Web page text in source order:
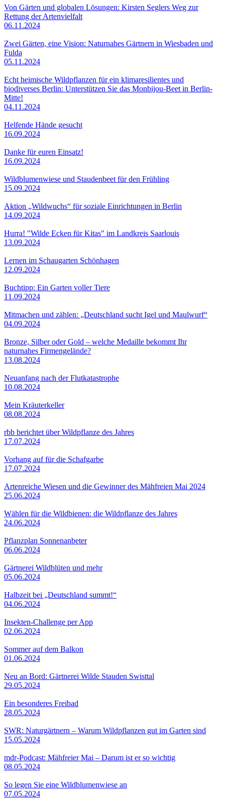
Von Gärten und globalen Lösungen: Kirsten Seglers Weg zur
Rettung der Artenvielfalt
06.11.2024
Zwei Gärten, eine Vision: Naturnahes Gärtnern in Wiesbaden und
Fulda
05.11.2024
Echt heimische Wildpflanzen für ein klimaresilientes und
biodiverses Berlin: Unterstützen Sie das Monbijou-Beet in Berlin-
Mitte!
04.11.2024
Helfende Hände gesucht
16.09.2024
Danke für euren Einsatz!
16.09.2024
Wildblumenwiese und Staudenbeet für den Frühling
15.09.2024
Aktion „Wildwuchs“ für soziale Einrichtungen in Berlin
14.09.2024
Hurra! "Wilde Ecken für Kitas" im Landkreis Saarlouis
13.09.2024
Lernen im Schaugarten Schönhagen
12.09.2024
Buchtipp: Ein Garten voller Tiere
11.09.2024
Mitmachen und zählen: „Deutschland sucht Igel und Maulwurf“
04.09.2024
Bronze, Silber oder Gold – welche Medaille bekommt Ihr
naturnahes Firmengelände?
13.08.2024
Neuanfang nach der Flutkatastrophe
10.08.2024
Mein Kräuterkeller
08.08.2024
rbb berichtet über Wildpflanze des Jahres
17.07.2024
Vorhang auf für die Schafgarbe
17.07.2024
Artenreiche Wiesen und die Gewinner des Mähfreien Mai 2024
25.06.2024
Wählen für die Wildbienen: die Wildpflanze des Jahres
24.06.2024
Pflanzplan Sonnenanbeter
06.06.2024
Gärtnerei Wildblüten und mehr
05.06.2024
Halbzeit bei „Deutschland summt!“
04.06.2024
Insekten-Challenge per App
02.06.2024
Sommer auf dem Balkon
01.06.2024
Neu an Bord: Gärtnerei Wilde Stauden Swisttal
29.05.2024
Ein besonderes Freibad
28.05.2024
SWR: Naturgärtnern – Warum Wildpflanzen gut im Garten sind
15.05.2024
mdr-Podcast: Mähfreier Mai – Darum ist er so wichtig
08.05.2024
So legen Sie eine Wildblumenwiese an
07.05.2024